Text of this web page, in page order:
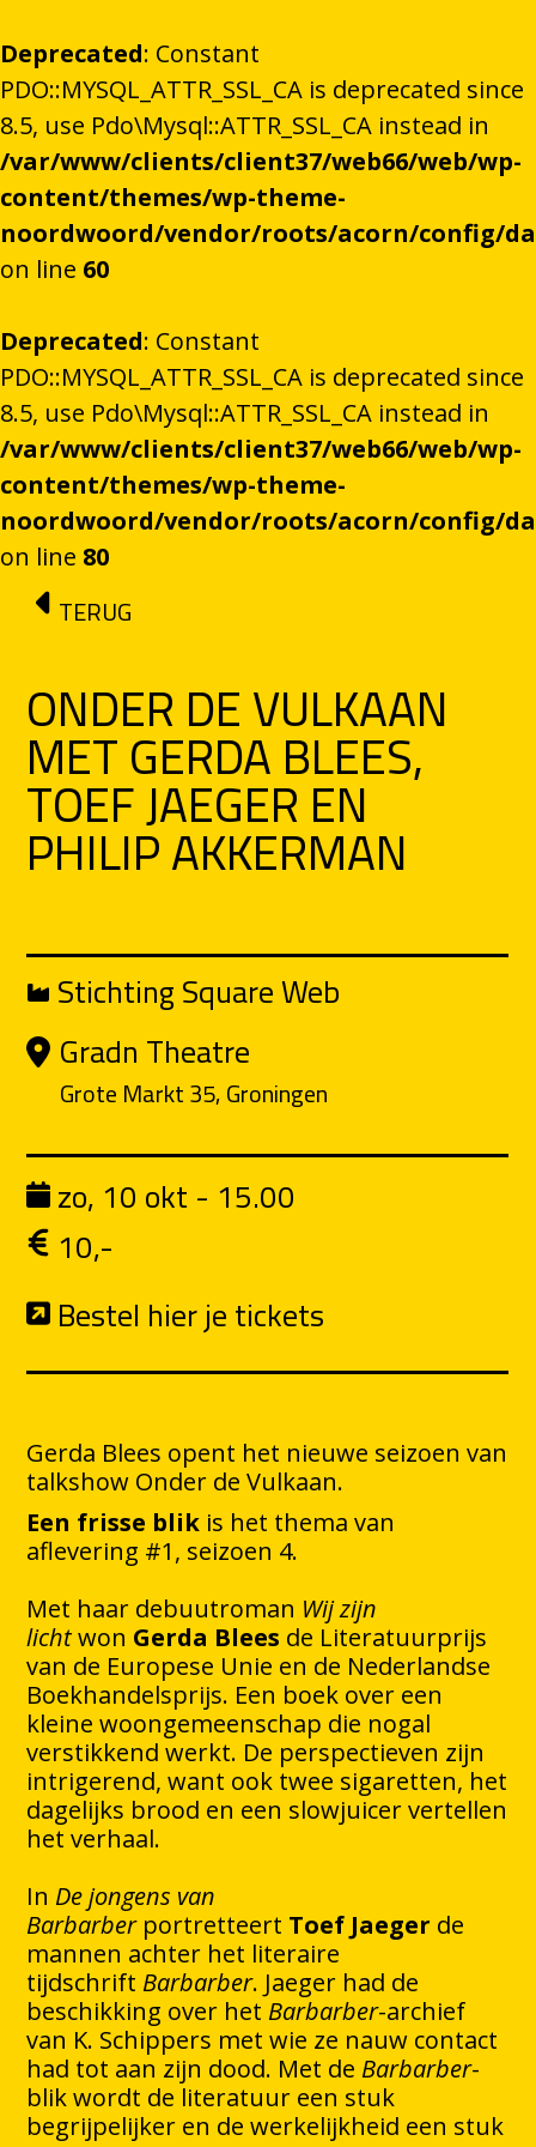
Deprecated: Constant
PDO::MYSQL_ATTR_SSL_CA is deprecated since
8.5, use Pdo\Mysql::ATTR_SSL_CA instead in
/var/www/clients/client37/web66/web/wp-
content/themes/wp-theme-
noordwoord/vendor/roots/acorn/config/
on line 60
Deprecated: Constant
PDO::MYSQL_ATTR_SSL_CA is deprecated since
8.5, use Pdo\Mysql::ATTR_SSL_CA instead in
/var/www/clients/client37/web66/web/wp-
content/themes/wp-theme-
noordwoord/vendor/roots/acorn/config/
on line 80
Ga naar de inhoud
TERUG
ONDER DE VULKAAN
MET GERDA BLEES,
TOEF JAEGER EN
PHILIP AKKERMAN
Stichting Square Web
Gradn Theatre
Grote Markt 35, Groningen
zo, 10 okt - 15.00
10,-
Bestel hier je tickets
Gerda Blees opent het nieuwe seizoen van
talkshow Onder de Vulkaan.
Een frisse blik is het thema van
aflevering #1, seizoen 4.
Met haar debuutroman Wij zijn
lichtwon Gerda Blees de Literatuurprijs
van de Europese Unie en de Nederlandse
Boekhandelsprijs. Een boek over een
kleine woongemeenschap die nogal
verstikkend werkt. De perspectieven zijn
intrigerend, want ook twee sigaretten, het
dagelijks brood en een slowjuicer vertellen
het verhaal.
In De jongens van
Barbarberportretteert Toef Jaeger de
mannen achter het literaire
tijdschrift Barbarber. Jaeger had de
beschikking over het Barbarber-archief
van K. Schippers met wie ze nauw contact
had tot aan zijn dood. Met de Barbarber-
blik wordt de literatuur een stuk
begrijpelijker en de werkelijkheid een stuk